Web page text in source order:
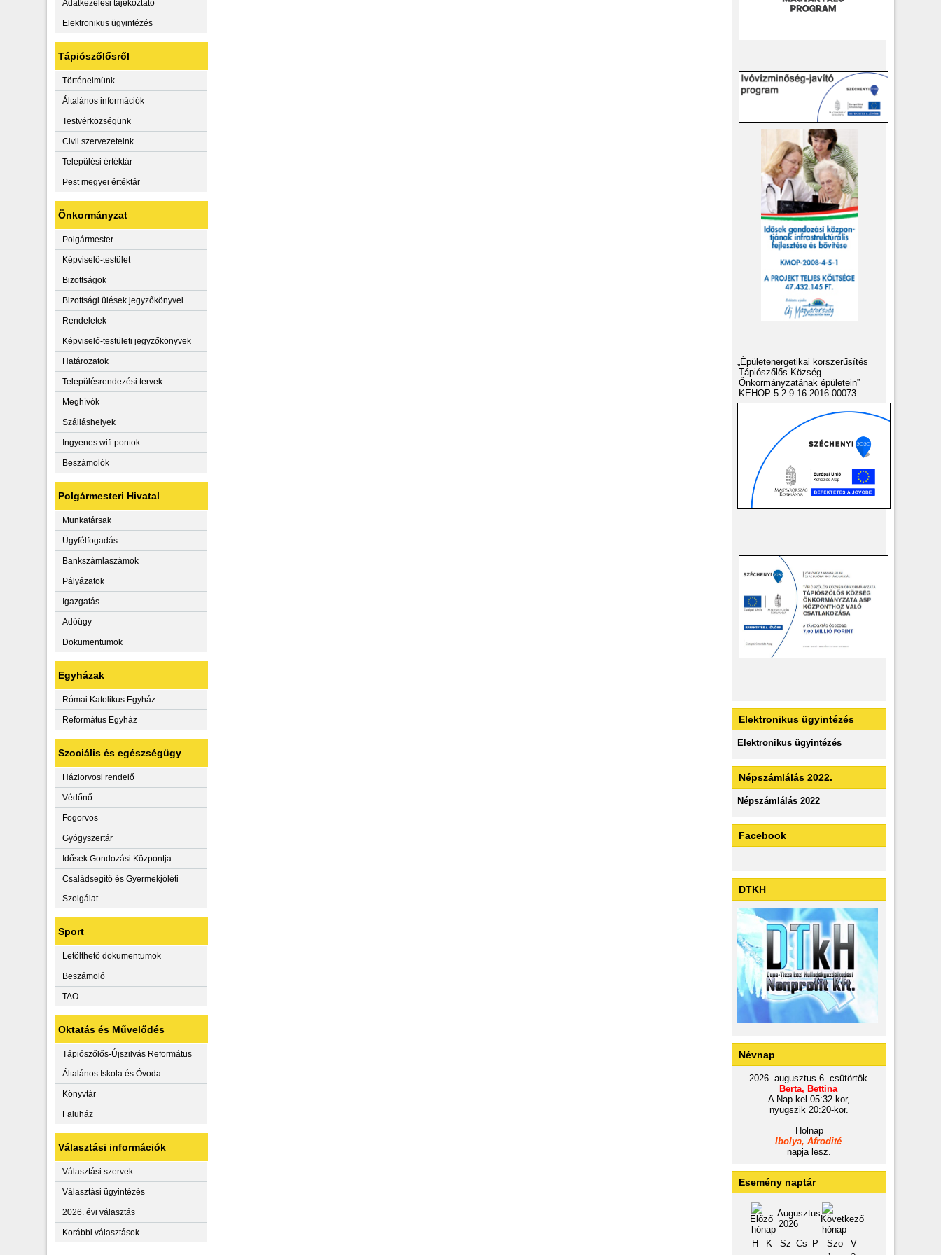
Adatkezelési tájékoztató
Elektronikus ügyintézés
Tápiószőlősről
Történelmünk
Általános információk
Testvérközségünk
Civil szervezeteink
Települési értéktár
Pest megyei értéktár
Önkormányzat
Polgármester
Képviselő-testület
Bizottságok
Bizottsági ülések jegyzőkönyvei
Rendeletek
Képviselő-testületi jegyzőkönyvek
Határozatok
Településrendezési tervek
Meghívók
Szálláshelyek
Ingyenes wifi pontok
Beszámolók
Polgármesteri Hivatal
Munkatársak
Ügyfélfogadás
Bankszámlaszámok
Pályázatok
Igazgatás
Adóügy
Dokumentumok
Egyházak
Római Katolikus Egyház
Református Egyház
Szociális és egészségügy
Háziorvosi rendelő
Védőnő
Fogorvos
Gyógyszertár
Idősek Gondozási Központja
Családsegítő és Gyermekjóléti
Szolgálat
Sport
Letölthető dokumentumok
Beszámoló
TAO
Oktatás és Művelődés
Tápiószőlős-Újszilvás Református
Általános Iskola és Óvoda
Könyvtár
Faluház
Választási információk
Választási szervek
Választási ügyintézés
2026. évi választás
Korábbi választások
„Épületenergetikai korszerűsítés
Tápiószőlős Község
Önkormányzatának épületein”
KEHOP-5.2.9-16-2016-00073
Elektronikus ügyintézés
Elektronikus ügyintézés
Népszámlálás 2022.
Népszámlálás 2022
Facebook
DTKH
Névnap
2026. augusztus 6. csütörtök
Berta, Bettina
A Nap kel 05:32-kor,
nyugszik 20:20-kor.
Holnap
Ibolya, Afrodité
napja lesz.
Esemény naptár
Augusztus
2026
H
K Sz Cs P Szo
V